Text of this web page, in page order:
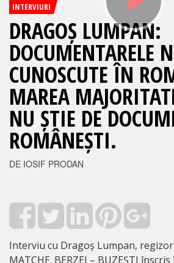
INTERVIURI
DRAGOȘ LUMPAN:
DOCUMENTARELE
CUNOSCUTE ÎN
MAREA
NU ȘTIE DE
ROMÂNEȘTI.
DE IOSIF PRODAN
Interviu cu Dragoș Lumpan,
MATCHE. BERZEI – BUZEȘTI